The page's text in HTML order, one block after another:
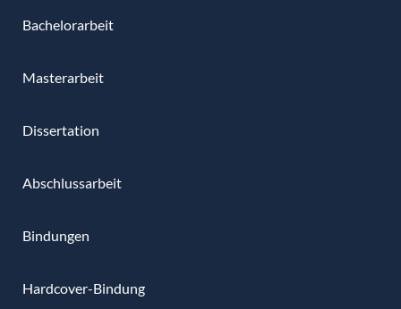
Bachelorarbeit
Masterarbeit
Dissertation
Abschlussarbeit
Bindungen
Hardcover-Bindung